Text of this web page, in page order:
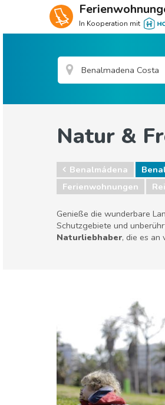
In Kooperation mit
Natur &
Benalmádena
Ferienwohnungen
Genieße die wunderbare
Schutzgebiete und
Naturliebhaber, die es an